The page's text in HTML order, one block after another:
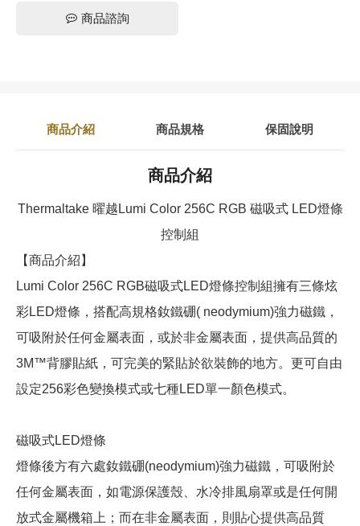
商品諮詢
商品介紹 商品規格 保固說明
商品介紹
Thermaltake 曜越Lumi Color 256C RGB 磁吸式 LED燈條
控制組
【商品介紹】
Lumi Color 256C RGB磁吸式LED燈條控制組擁有三條炫
彩LED燈條，搭配高規格釹鐵硼( neodymium)強力磁鐵，
可吸附於任何金屬表面，或於非金屬表面，提供高品質的
3M™背膠貼紙，可完美的緊貼於欲裝飾的地方。更可自由
設定256彩色變換模式或七種LED單一顏色模式。
磁吸式LED燈條
燈條後方有六處釹鐵硼(neodymium)強力磁鐵，可吸附於
任何金屬表面，如電源保護殼、水冷排風扇罩或是任何開
放式金屬機箱上；而在非金屬表面，則貼心提供高品質